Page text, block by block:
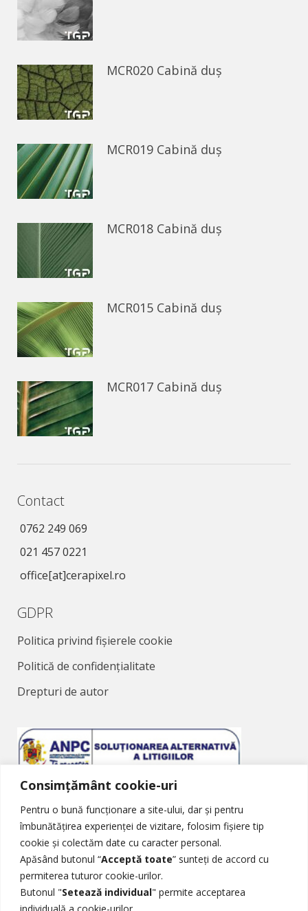
Consimțământ cookie-uri
Pentru o bună funcționare a site-ului, dar și pentru
îmbunătățirea experienței de vizitare, folosim fișiere tip
cookie și colectăm date cu caracter personal.
Apăsând butonul “Acceptă toate” sunteți de accord cu
permiterea tuturor cookie-urilor.
Butonul "Setează individual" permite acceptarea
individuală a cookie-urilor.
MCR020 Cabină duș
MCR019 Cabină duș
MCR018 Cabină duș
MCR015 Cabină duș
MCR017 Cabină duș
Contact
0762 249 069
021 457 0221
office[at]cerapixel.ro
GDPR
Politica privind fișierele cookie
Politică de confidențialitate
Drepturi de autor
Soluționarea Alternativă a Litigiilor